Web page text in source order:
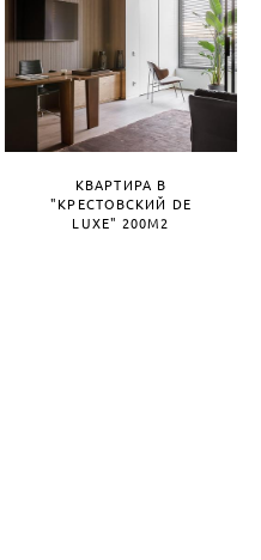
КВАРТИРА В
"КРЕСТОВСКИЙ DE
LUXE" 200М2